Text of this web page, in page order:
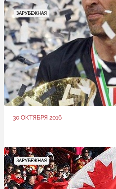
ЗАРУБЕЖНАЯ
30 ОКТЯБРЯ 2016
ЗАРУБЕЖНАЯ